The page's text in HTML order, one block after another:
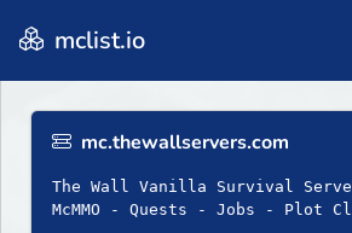
mclist.io
mc.thewallservers.com
The Wall Vanilla Survival
McMMO - Quests - Jobs - Plot